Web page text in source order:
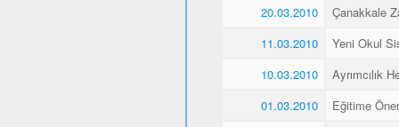
20.03.2010
Çanakkale
11.03.2010
Yeni Okul
10.03.2010
Ayrımcılık
01.03.2010
Eğitime